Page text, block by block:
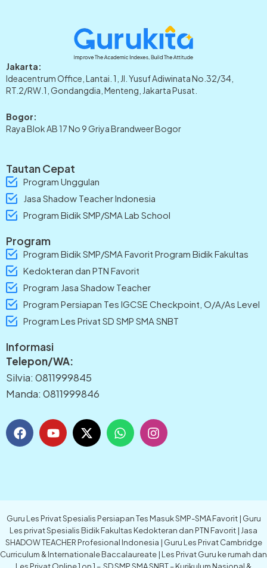
Jakarta:
Ideacentrum Office, Lantai. 1, Jl. Yusuf Adiwinata No.32/34,
RT.2/RW.1, Gondangdia, Menteng, Jakarta Pusat.
Bogor:
Raya Blok AB 17 No 9 Griya Brandweer Bogor
Tautan Cepat
Program Unggulan
Jasa Shadow Teacher Indonesia
Program Bidik SMP/SMA Lab School
Program
Program Bidik SMP/SMA Favorit Program Bidik Fakultas
Kedokteran dan PTN Favorit
Program Jasa Shadow Teacher
Program Persiapan Tes IGCSE Checkpoint, O/A/As Level
Program Les Privat SD SMP SMA SNBT
Informasi
Telepon/WA:
Silvia: 0811999845
Manda: 0811999846
F
a
c
o
Y
o
u
e
X
-
t
t
e
r
W
h
a
p
I
n
s
r
a
m
Guru Les Privat Spesialis Persiapan Tes Masuk SMP-SMA Favorit | Guru
Les privat Spesialis Bidik Fakultas Kedokteran dan PTN Favorit | Jasa
SHADOW TEACHER Profesional Indonesia | Guru Les Privat Cambridge
Curriculum & Internationale Baccalaureate | Les Privat Guru ke rumah dan